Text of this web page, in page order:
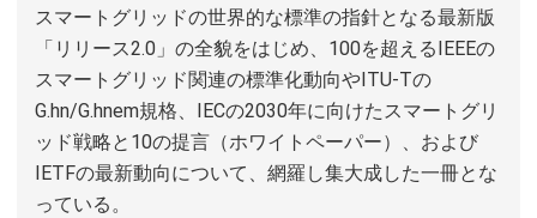
スマートグリッドの世界的な標準の指針となる最新版
「リリース2.0」の全貌をはじめ、100を超えるIEEEの
スマートグリッド関連の標準化動向やITU-Tの
G.hn/G.hnem規格、IECの2030年に向けたスマートグリ
ッド戦略と10の提言（ホワイトペーパー）、および
IETFの最新動向について、網羅し集大成した一冊とな
っている。